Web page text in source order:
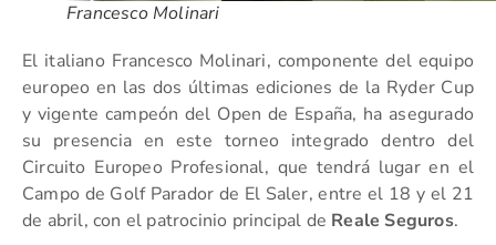
Francesco Molinari
El italiano Francesco Molinari, componente del equipo
europeo en las dos últimas ediciones de la Ryder Cup
y vigente campeón del Open de España, ha asegurado
su presencia en este torneo integrado dentro del
Circuito Europeo Profesional, que tendrá lugar en el
Campo de Golf Parador de El Saler, entre el 18 y el 21
de abril, con el patrocinio principal de Reale Seguros.